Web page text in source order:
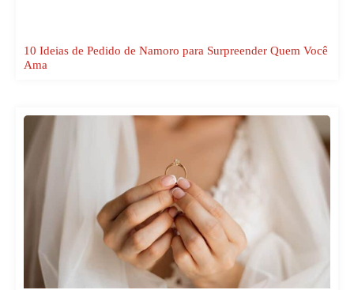
10 Ideias de Pedido de Namoro para Surpreender Quem Você
Ama